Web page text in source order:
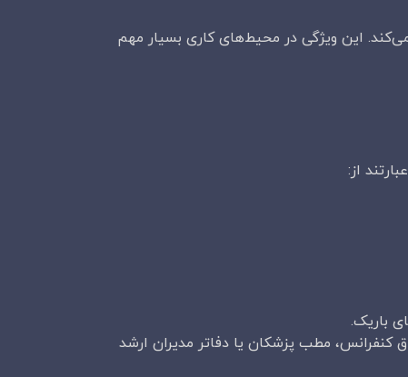
این ویژگی در محیط‌های کاری بسیار مهم
از:
باریک.
کنفرانس، مطب پزشکان یا دفاتر مدیران ارشد